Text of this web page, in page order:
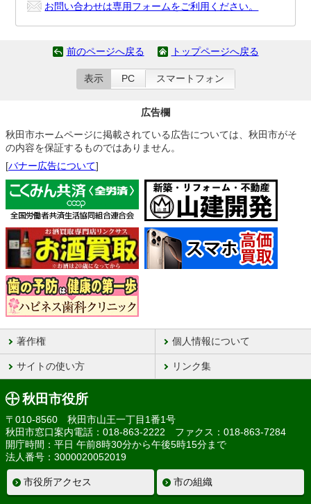
お問い合わせは専用フォームをご利用ください。
前のページへ戻る トップページへ戻る
表示 PC スマートフォン
広告欄
秋田市ホームページに掲載されている広告については、秋田市がそ
の内容を保証するものではありません。
[バナー広告について]
著作権 個人情報について
サイトの使い方 リンク集
秋田市役所
〒010-8560 秋田市山王一丁目1番1号
秋田市窓口案内電話：018-863-2222 ファクス：018-863-7284
開庁時間：平日 午前8時30分から午後5時15分まで
法人番号：3000020052019
市役所アクセス 市の組織